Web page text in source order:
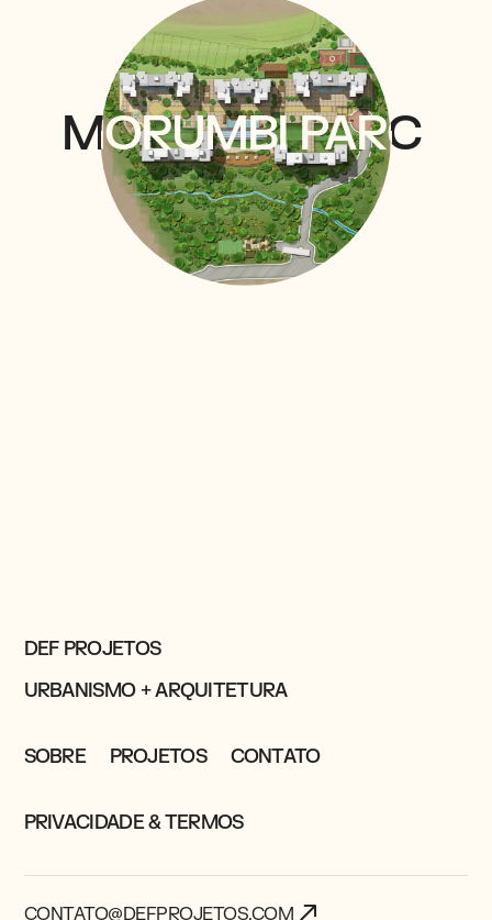
MORUMBIPARC
MORUMBIPARC
DEF PROJETOS
URBANISMO + ARQUITETURA
SOBRE PROJETOS CONTATO
PRIVACIDADE & TERMOS
CONTATO@DEFPROJETOS.COM